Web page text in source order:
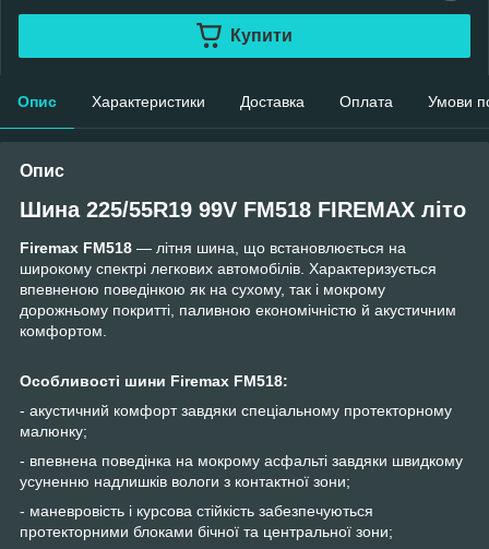
Купити
Опис Характеристики Доставка Оплата Умови
Опис
Шина 225/55R19 99V FM518 FIREMAX літо
Firemax FM518 — літня шина, що встановлюється на
широкому спектрі легкових автомобілів. Характеризується
впевненою поведінкою як на сухому, так і мокрому
дорожньому покритті, паливною економічністю й акустичним
комфортом.
Особливості шини Firemax FM518:
- акустичний комфорт завдяки спеціальному протекторному
малюнку;
- впевнена поведінка на мокрому асфальті завдяки швидкому
усуненню надлишків вологи з контактної зони;
- маневровість і курсова стійкість забезпечуються
протекторними блоками бічної та центральної зони;